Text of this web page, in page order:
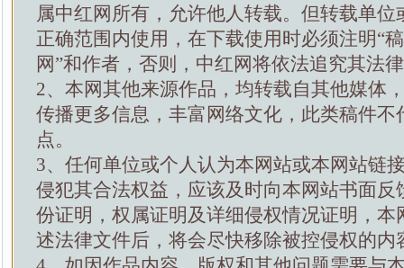
属中红网所有，允许他人转载。但转载单位
正确范围内使用，在下载使用时必须注明“
网”和作者，否则，中红网将依法追究其法
2、本网其他来源作品，均转载自其他媒体
传播更多信息，丰富网络文化，此类稿件不
点。
3、任何单位或个人认为本网站或本网站链
侵犯其合法权益，应该及时向本网站书面反
份证明，权属证明及详细侵权情况证明，本
述法律文件后，将会尽快移除被控侵权的内